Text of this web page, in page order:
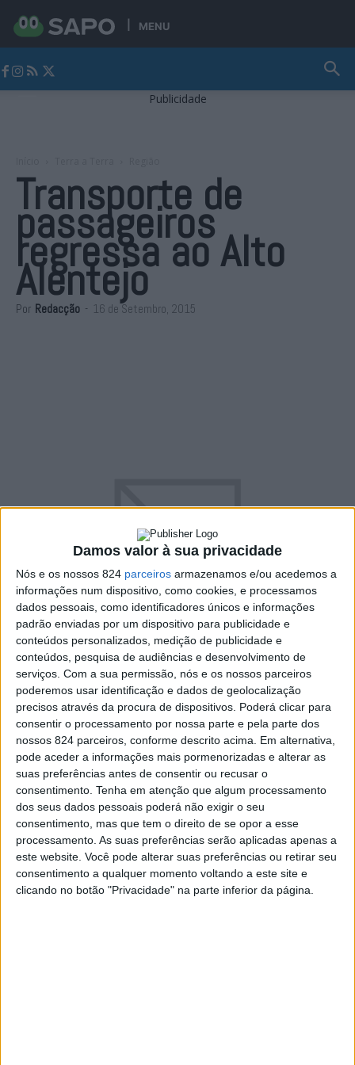
Damos valor à sua privacidade
Nós e os nossos 824 parceiros armazenamos e/ou acedemos a
informações num dispositivo, como cookies, e processamos
dados pessoais, como identificadores únicos e informações
padrão enviadas por um dispositivo para publicidade e
conteúdos personalizados, medição de publicidade e
conteúdos, pesquisa de audiências e desenvolvimento de
serviços. Com a sua permissão, nós e os nossos parceiros
poderemos usar identificação e dados de geolocalização
precisos através da procura de dispositivos. Poderá clicar para
consentir o processamento por nossa parte e pela parte dos
nossos 824 parceiros, conforme descrito acima. Em alternativa,
pode aceder a informações mais pormenorizadas e alterar as
suas preferências antes de consentir ou recusar o
consentimento. Tenha em atenção que algum processamento
dos seus dados pessoais poderá não exigir o seu
consentimento, mas que tem o direito de se opor a esse
processamento. As suas preferências serão aplicadas apenas a
este website. Você pode alterar suas preferências ou retirar seu
consentimento a qualquer momento voltando a este site e
clicando no botão "Privacidade" na parte inferior da página.
MENU
Publicidade
Transporte de
passageiros
regressa ao Alto
Alentejo
Por Redacção - 16 de Setembro, 2015
Três anos depois de suprimir o serviço, a 1 de Janeiro de
2012, a Comboios de Portugal (CP) vai devolver o
transporte de passageiros à Linha do Leste.
O serviço está previsto apenas para sextas e domingos,
e a primeira viagem está agendada para as 18h20 de dia
25 de Setembro. À semelhança do que acontecia antes